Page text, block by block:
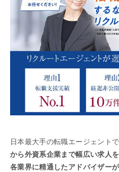
日本最大手の転職エージェントで
から外資系企業まで幅広い求人
各業界に精通したアドバイザー